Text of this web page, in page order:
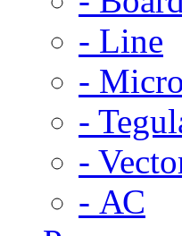
- Line
-
-
-
- АС